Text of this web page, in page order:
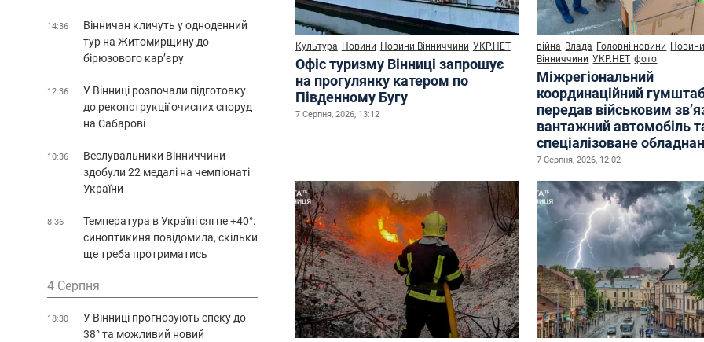
Культура Новини Новини Вінниччини УКР.НЕТ
Офіс туризму Вінниці запрошує
на прогулянку катером по
Південному Бугу
7 Серпня, 2026, 13:12
війна Влада Головні новини
Вінниччини УКР.НЕТ фото
Міжрегіональний
координаційний
передав військовим
вантажний автомобіль
спеціалізоване
7 Серпня, 2026, 12:02
14:36
Вінничан кличуть у одноденний
тур на Житомирщину до
бірюзового кар’єру
12:36
У Вінниці розпочали підготовку
до реконструкції очисних споруд
на Сабарові
10:36
Веслувальники Вінниччини
здобули 22 медалі на чемпіонаті
України
8:36
Температура в Україні сягне +40°:
синоптикиня повідомила, скільки
ще треба протриматись
4 Серпня
18:30
У Вінниці прогнозують спеку до
38° та можливий новий